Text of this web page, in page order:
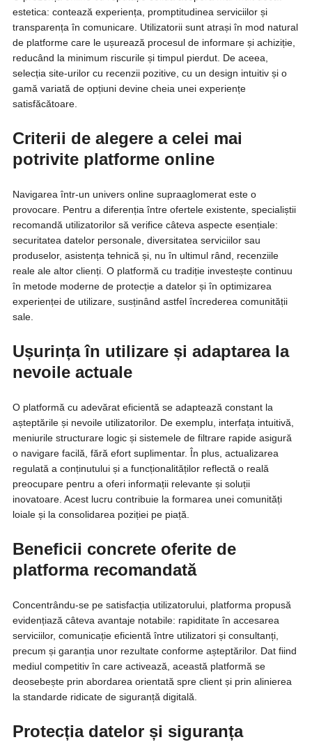
estetica: contează experiența, promptitudinea serviciilor și
transparența în comunicare. Utilizatorii sunt atrași în mod natural
de platforme care le ușurează procesul de informare și achiziție,
reducând la minimum riscurile și timpul pierdut. De aceea,
selecția site-urilor cu recenzii pozitive, cu un design intuitiv și o
gamă variată de opțiuni devine cheia unei experiențe
satisfăcătoare.
Criterii de alegere a celei mai
potrivite platforme online
Navigarea într-un univers online supraaglomerat este o
provocare. Pentru a diferenția între ofertele existente, specialiștii
recomandă utilizatorilor să verifice câteva aspecte esențiale:
securitatea datelor personale, diversitatea serviciilor sau
produselor, asistența tehnică și, nu în ultimul rând, recenziile
reale ale altor clienți. O platformă cu tradiție investește continuu
în metode moderne de protecție a datelor și în optimizarea
experienței de utilizare, susținând astfel încrederea comunității
sale.
Ușurința în utilizare și adaptarea la
nevoile actuale
O platformă cu adevărat eficientă se adaptează constant la
așteptările și nevoile utilizatorilor. De exemplu, interfața intuitivă,
meniurile structurare logic și sistemele de filtrare rapide asigură
o navigare facilă, fără efort suplimentar. În plus, actualizarea
regulată a conținutului și a funcționalităților reflectă o reală
preocupare pentru a oferi informații relevante și soluții
inovatoare. Acest lucru contribuie la formarea unei comunități
loiale și la consolidarea poziției pe piață.
Beneficii concrete oferite de
platforma recomandată
Concentrându-se pe satisfacția utilizatorului, platforma propusă
evidențiază câteva avantaje notabile: rapiditate în accesarea
serviciilor, comunicație eficientă între utilizatori și consultanți,
precum și garanția unor rezultate conforme așteptărilor. Dat fiind
mediul competitiv în care activează, această platformă se
deosebește prin abordarea orientată spre client și prin alinierea
la standarde ridicate de siguranță digitală.
Protecția datelor și siguranța